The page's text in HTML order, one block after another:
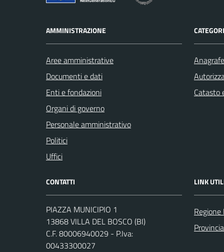
AMMINISTRAZIONE
Aree amministrative
Documenti e dati
Enti e fondazioni
Organi di governo
Personale amministrativo
Politici
Uffici
Catasto
CONTATTI
PIAZZA MUNICIPIO 1
13868 VILLA DEL BOSCO (BI)
C.F. 80006940029 - P.Iva:
00433300027
LINK